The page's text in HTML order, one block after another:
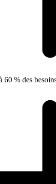
60 % des